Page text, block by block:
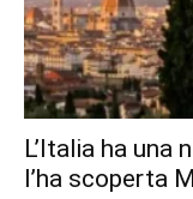
L’Italia ha una
l’ha scoperta